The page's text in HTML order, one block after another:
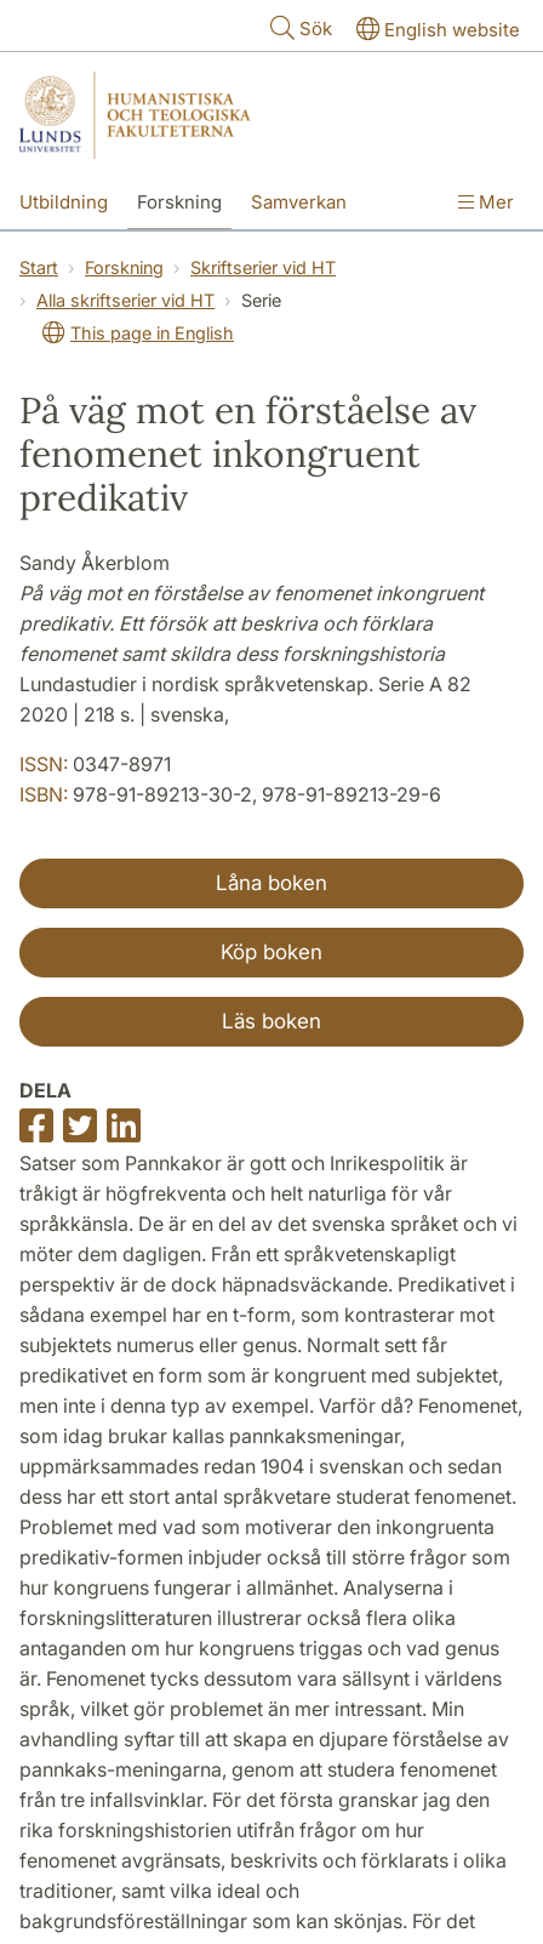
Sök English website
Utbildning Forskning Samverkan Mer
Start Forskning
Skriftserier vid HT
Alla skriftserier vid HT
Serie
This page in English
På väg mot en förståelse av
fenomenet inkongruent
predikativ
Sandy Åkerblom
På väg mot en förståelse av fenomenet inkongruent
predikativ. Ett försök att beskriva och förklara
fenomenet samt skildra dess forskningshistoria
Lundastudier i nordisk språkvetenskap. Serie A 82
2020 | 218 s. | svenska,
ISSN: 0347-8971
ISBN: 978-91-89213-30-2, 978-91-89213-29-6
Låna boken
Köp boken
Läs boken
DELA
Dela
på
Facebook
Dela
på
Twitter
på
LinkedIn
Satser som Pannkakor är gott och Inrikespolitik är
tråkigt är högfrekventa och helt naturliga för vår
språkkänsla. De är en del av det svenska språket och vi
möter dem dagligen. Från ett språkvetenskapligt
perspektiv är de dock häpnadsväckande. Predikativet i
sådana exempel har en t-form, som kontrasterar mot
subjektets numerus eller genus. Normalt sett får
predikativet en form som är kongruent med subjektet,
men inte i denna typ av exempel. Varför då? Fenomenet,
som idag brukar kallas pannkaksmeningar,
uppmärksammades redan 1904 i svenskan och sedan
dess har ett stort antal språkvetare studerat fenomenet.
Problemet med vad som motiverar den inkongruenta
predikativ-formen inbjuder också till större frågor som
hur kongruens fungerar i allmänhet. Analyserna i
forskningslitteraturen illustrerar också flera olika
antaganden om hur kongruens triggas och vad genus
är. Fenomenet tycks dessutom vara sällsynt i världens
språk, vilket gör problemet än mer intressant. Min
avhandling syftar till att skapa en djupare förståelse av
pannkaks-meningarna, genom att studera fenomenet
från tre infallsvinklar. För det första granskar jag den
rika forskningshistorien utifrån frågor om hur
fenomenet avgränsats, beskrivits och förklarats i olika
traditioner, samt vilka ideal och
bakgrundsföreställningar som kan skönjas. För det